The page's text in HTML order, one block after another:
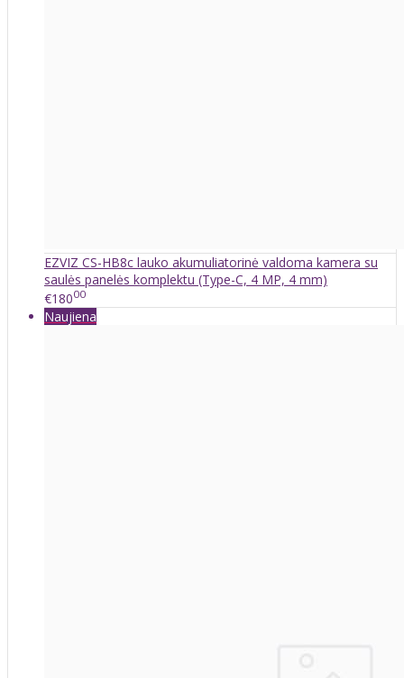
EZVIZ CS-HB8c lauko akumuliatorinė valdoma kamera su
saulės panelės komplektu (Type-C, 4 MP, 4 mm)
€18000
Naujiena